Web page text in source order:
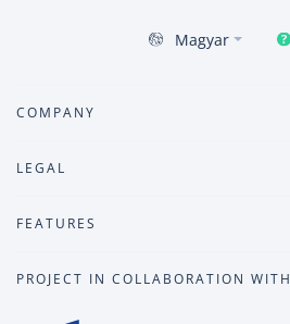
Magyar
COMPANY
LEGAL
FEATURES
PROJECT IN COLLABORATION WITH